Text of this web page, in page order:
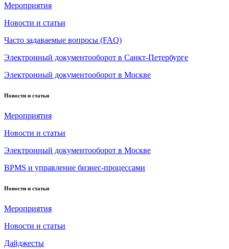
Мероприятия
Новости и статьи
Часто задаваемые вопросы (FAQ)
Электронный документооборот в Санкт-Петербурге
Электронный документооборот в Москве
Новости и статьи
Мероприятия
Новости и статьи
Электронный документооборот в Москве
BPMS и управление бизнес-процессами
Новости и статьи
Мероприятия
Новости и статьи
Дайджесты